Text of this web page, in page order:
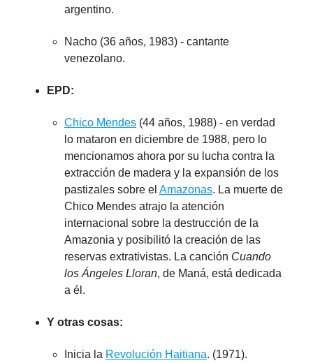
argentino.
Nacho (36 años, 1983) - cantante
venezolano.
EPD:
Chico Mendes (44 años, 1988) - en verdad
lo mataron en diciembre de 1988, pero lo
mencionamos ahora por su lucha contra la
extracción de madera y la expansión de los
pastizales sobre el Amazonas. La muerte de
Chico Mendes atrajo la atención
internacional sobre la destrucción de la
Amazonia y posibilitó la creación de las
reservas extrativistas. La canción Cuando
los Ángeles Lloran, de Maná, está dedicada
a él.
Y otras cosas:
Inicia la Revolución Haitiana. (1971).